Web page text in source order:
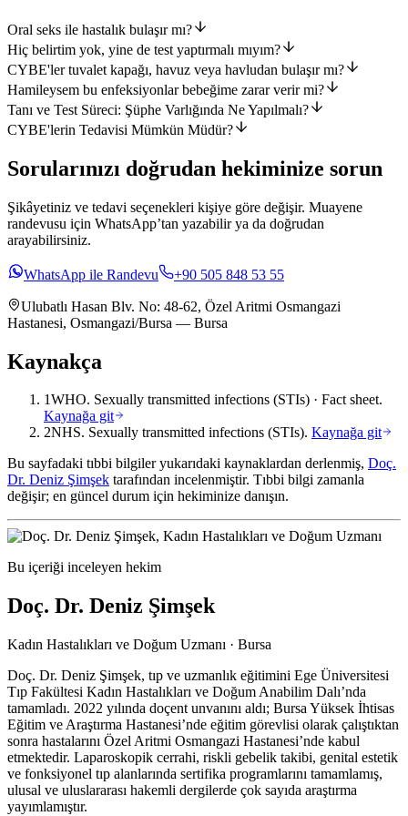
Oral seks ile hastalık bulaşır mı?
Hiç belirtim yok, yine de test yaptırmalı mıyım?
CYBE'ler tuvalet kapağı, havuz veya havludan bulaşır mı?
Hamileysem bu enfeksiyonlar bebeğime zarar verir mi?
Tanı ve Test Süreci: Şüphe Varlığında Ne Yapılmalı?
CYBE'lerin Tedavisi Mümkün Müdür?
Sorularınızı doğrudan hekiminize sorun
Şikâyetiniz ve tedavi seçenekleri kişiye göre değişir. Muayene
randevusu için WhatsApp’tan yazabilir ya da doğrudan
arayabilirsiniz.
WhatsApp ile Randevu +90 505 848 53 55
Ulubatlı Hasan Blv. No: 48-62, Özel Aritmi Osmangazi
Hastanesi, Osmangazi/Bursa — Bursa
Kaynakça
1WHO. Sexually transmitted infections (STIs) · Fact sheet.
Kaynağa git
2NHS. Sexually transmitted infections (STIs). Kaynağa git
Bu sayfadaki tıbbi bilgiler yukarıdaki kaynaklardan derlenmiş, Doç.
Dr. Deniz Şimşek tarafından incelenmiştir. Tıbbi bilgi zamanla
değişir; en güncel durum için hekiminize danışın.
Bu içeriği inceleyen hekim
Doç. Dr. Deniz Şimşek
Kadın Hastalıkları ve Doğum Uzmanı · Bursa
Doç. Dr. Deniz Şimşek, tıp ve uzmanlık eğitimini Ege Üniversitesi
Tıp Fakültesi Kadın Hastalıkları ve Doğum Anabilim Dalı’nda
tamamladı. 2022 yılında doçent unvanını aldı; Bursa Yüksek İhtisas
Eğitim ve Araştırma Hastanesi’nde eğitim görevlisi olarak çalıştıktan
sonra hastalarını Özel Aritmi Osmangazi Hastanesi’nde kabul
etmektedir. Laparoskopik cerrahi, riskli gebelik takibi, genital estetik
ve fonksiyonel tıp alanlarında sertifika programlarını tamamlamış,
ulusal ve uluslararası hakemli dergilerde çok sayıda araştırma
yayımlamıştır.